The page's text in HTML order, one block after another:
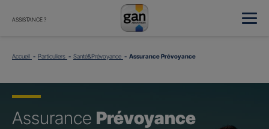
ASSISTANCE ?
Accueil Particuliers Santé&Prévoyance Assurance Prévoyance
Assurance Prévoyance